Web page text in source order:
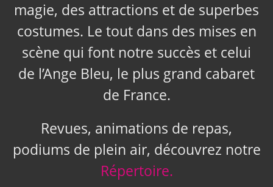
magie, des attractions et de superbes
costumes. Le tout dans des mises en
scène qui font notre succès et celui
de l’Ange Bleu, le plus grand cabaret
de France.
Revues, animations de repas,
podiums de plein air, découvrez notre
Répertoire.